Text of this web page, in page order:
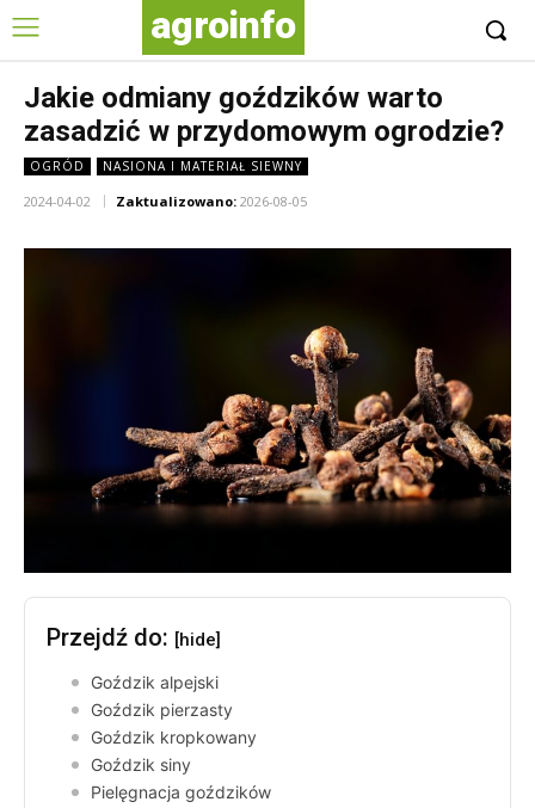
agroinfo
Jakie odmiany goździków warto
zasadzić w przydomowym ogrodzie?
OGRÓD NASIONA I MATERIAŁ SIEWNY
2024-04-02 Zaktualizowano: 2026-08-05
Przejdź do: [hide]
Goździk alpejski
Goździk pierzasty
Goździk kropkowany
Goździk siny
Pielęgnacja goździków